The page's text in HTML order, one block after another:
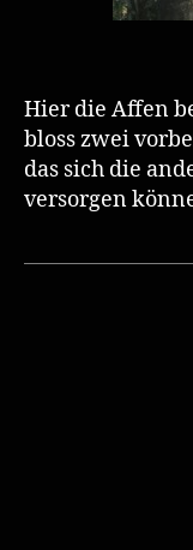
Hier die Affen
bloss zwei
das sich die
versorgen